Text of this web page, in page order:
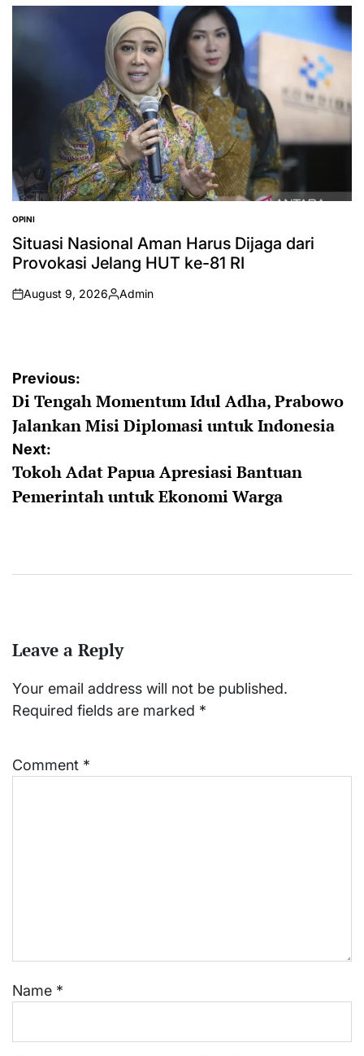
by
POSTED
IN
OPINI
Situasi Nasional Aman Harus Dijaga dari
Provokasi Jelang HUT ke-81 RI
on
August 9, 2026
Posted
Admin
Post
navigation
Previous:
Di Tengah Momentum Idul Adha, Prabowo
Jalankan Misi Diplomasi untuk Indonesia
Next:
Tokoh Adat Papua Apresiasi Bantuan
Pemerintah untuk Ekonomi Warga
Leave a Reply
Your email address will not be published.
Required fields are marked *
Comment *
Name *